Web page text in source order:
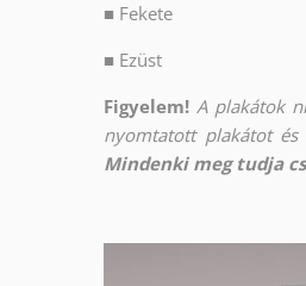
■ Fekete
■ Ezüst
Figyelem! A plakátok
nyomtatott plakátot és
Mindenki meg tudja